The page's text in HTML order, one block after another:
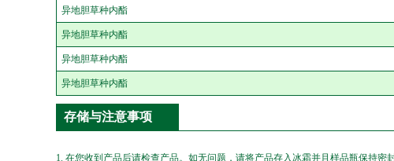
异地胆草种内酯
异地胆草种内酯
异地胆草种内酯
异地胆草种内酯
存储与注意事项
1. 在您收到产品后请检查产品。如无问题，请将产品存入冰霜并且样品瓶保持密